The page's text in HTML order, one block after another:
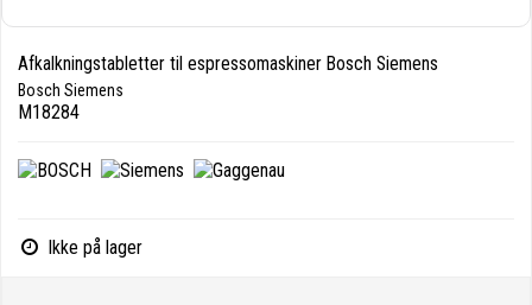
Afkalkningstabletter til espressomaskiner Bosch Siemens
Bosch Siemens
M18284
Ikke på lager